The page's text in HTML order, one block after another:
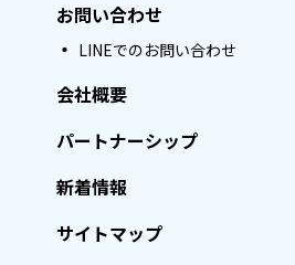
お問い合わせ
LINEでのお問い合わせ
会社概要
パートナーシップ
新着情報
サイトマップ